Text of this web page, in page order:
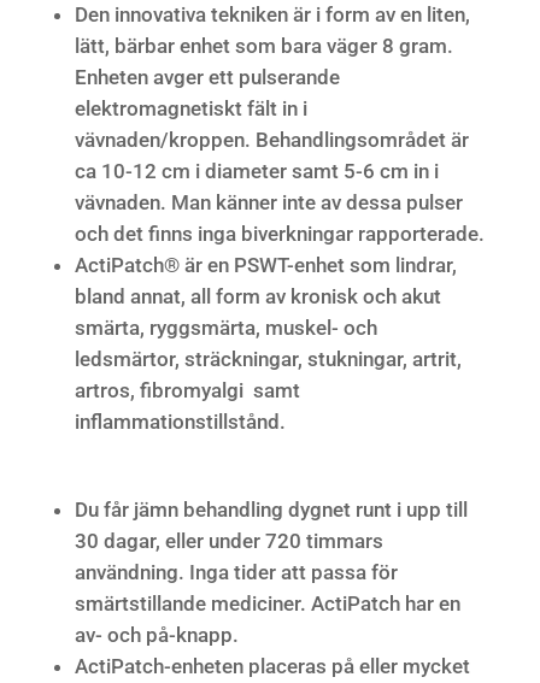
Den innovativa tekniken är i form av en liten,
lätt, bärbar enhet som bara väger 8 gram.
Enheten avger ett pulserande
elektromagnetiskt fält in i
vävnaden/kroppen. Behandlingsområdet är
ca 10-12 cm i diameter samt 5-6 cm in i
vävnaden. Man känner inte av dessa pulser
och det finns inga biverkningar rapporterade.
ActiPatch® är en PSWT-enhet som lindrar,
bland annat, all form av kronisk och akut
smärta, ryggsmärta, muskel- och
ledsmärtor, sträckningar, stukningar, artrit,
artros, fibromyalgi samt
inflammationstillstånd.
Du får jämn behandling dygnet runt i upp till
30 dagar, eller under 720 timmars
användning. Inga tider att passa för
smärtstillande mediciner. ActiPatch har en
av- och på-knapp.
ActiPatch-enheten placeras på eller mycket